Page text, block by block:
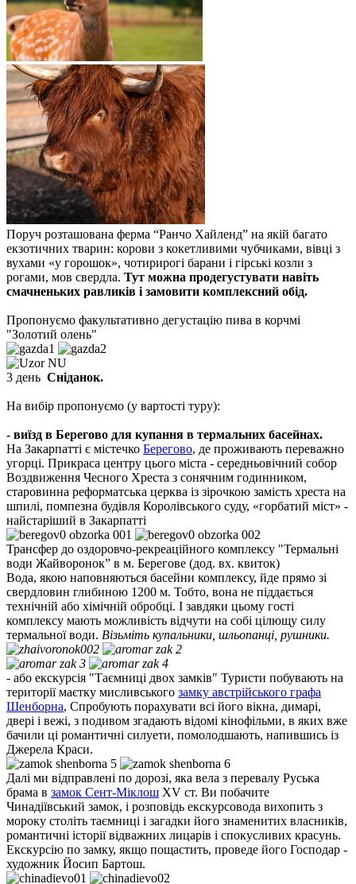
Поруч розташована ферма “Ранчо Хайленд” на якій багато
екзотичних тварин: корови з кокетливими чубчиками, вівці з
вухами «у горошок», чотирирогі барани і гірські козли з
рогами, мов свердла. Тут можна продегустувати навіть
смачненьких равликів і замовити комплексний обід.
Пропонуємо факультативно дегустацію пива в корчмі
"Золотий олень"
3 день Сніданок.
На вибір пропонуємо (у вартості туру):
- виїзд в Берегово для купання в термальних басейнах.
На Закарпатті є містечко Берегово, де проживають переважно
угорці. Прикраса центру цього міста - середньовічний собор
Воздвиження Чесного Хреста з сонячним годинником,
старовинна реформатська церква із зірочкою замість хреста на
шпилі, помпезна будівля Королівського суду, «горбатий міст» -
найстаріший в Закарпатті
Трансфер до оздоровчо-рекреаційного комплексу "Термальні
води Жайворонок” в м. Берегове (дод. вх. квиток)
Вода, якою наповняються басейни комплексу, йде прямо зі
свердловин глибиною 1200 м. Тобто, вона не піддається
технічній або хімічній обробці. І завдяки цьому гості
комплексу мають можливість відчути на собі цілющу силу
термальної води. Візьміть купальники, шльопанці, рушники.
- або екскурсія "Таємниці двох замків" Туристи побувають на
території маєтку мисливського замку австрійського графа
Шенборна, Спробують порахувати всі його вікна, димарі,
двері і вежі, з подивом згадають відомі кінофільми, в яких вже
бачили ці романтичні силуети, помолодшають, напившись із
Джерела Краси.
Далі ми відправлені по дорозі, яка вела з перевалу Руська
брама в замок Сент-Міклош XV ст. Ви побачите
Чинадіївський замок, і розповідь екскурсовода вихопить з
мороку століть таємниці і загадки його знаменитих власників,
романтичні історії відважних лицарів і спокусливих красунь.
Екскурсію по замку, якщо пощастить, проведе його Господар -
художник Йосип Бартош.